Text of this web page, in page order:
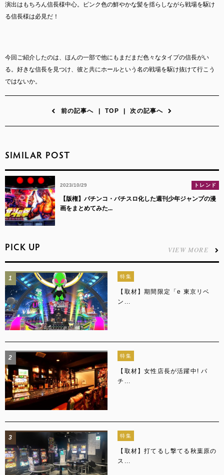
演出はもちろん信長様中心。ピンク色の鮮やかな髪を揺らしながら戦場を駆け
る信長様は必見だ！
今回ご紹介したのは、ほんの一部で他にもまだまだ色々なタイプの信長がい
る。好きな信長を見つけ、彼と共にホールという名の戦場を駆け抜けて行こう
ではないか。
前の記事へ | TOP | 次の記事へ
SIMILAR POST
2023/10/29 トレンド
【版権】パチンコ・パチスロ化した週刊少年ジャンプの漫
画をまとめてみた...
PICK UP VIEW MORE
1 特集
【取材】期間限定「e 東京リベ
ン...
2 特集
【取材】女性店長が活躍中! パ
チ...
3 特集
【取材】打てるし撃てる秋葉原の
ス...